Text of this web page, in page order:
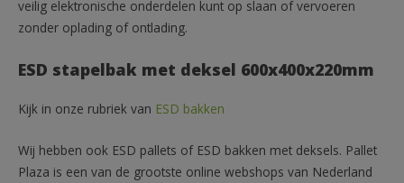
veilig elektronische onderdelen kunt op slaan of vervoeren
zonder oplading of ontlading.
ESD stapelbak met deksel 600x400x220mm
Kijk in onze rubriek van ESD bakken
Wij hebben ook ESD pallets of ESD bakken met deksels. Pallet
Plaza is een van de grootste online webshops van Nederland